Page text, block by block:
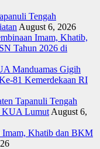
Tengah
August 6, 2026
Imam, Khatib,
Tahun 2026 di
Manduamas Gigih
81 Kemerdekaan RI
Tapanuli Tengah
KUA Lumut August 6,
Imam, Khatib dan BKM